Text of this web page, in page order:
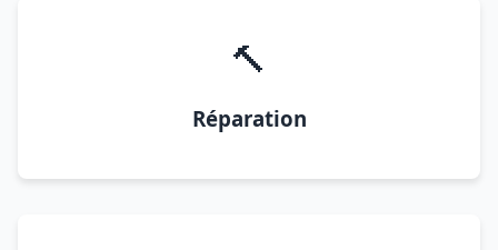
🔨
Réparation